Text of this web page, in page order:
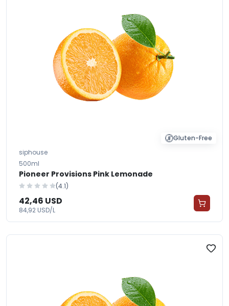
Gluten-Free
siphouse
500ml
Pioneer Provisions Pink Lemonade
(4.1)
42,46 USD
84,92 USD/L